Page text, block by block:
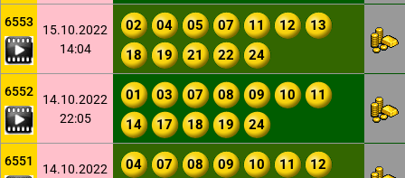
6553
15.10.2022
14:04
02 04 05 07 11 12
13
18
19 21 22 24
6552
14.10.2022
22:05
01 03 07 08 09 10
11
14
17 18 19 24
6551
14.10.2022
04 07 08 09 10 11
12